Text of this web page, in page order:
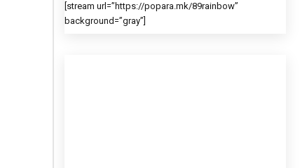
[stream url=”https://popara.mk/89rainbow”
background=”gray”]